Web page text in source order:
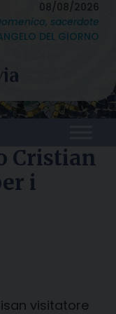
08/08/2026
sacerdote
DEL GIORNO
Cristian
i
visitatore